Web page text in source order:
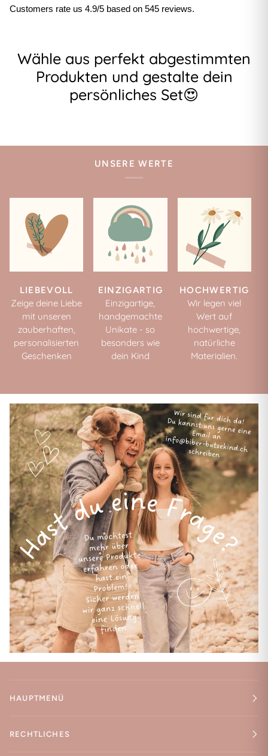
Customers rate us 4.9/5 based on 545 reviews.
Wähle aus perfekt abgestimmten
Produkten und gestalte dein
persönliches Set😍
UNSERE WERTE
LIEBEVOLL
Zeige deine Liebe
mit unseren
zauberhaften,
personalisierten
Geschenken
EINZIGARTIG
Einzigartige,
handgemachte
Unikate - so
besonders wie
dein Kind
HOCHWERTIG
Wir legen viel
Wert auf
hochwertige,
natürliche
Materialien.
HAUPTMENÜ
RECHTLICHES